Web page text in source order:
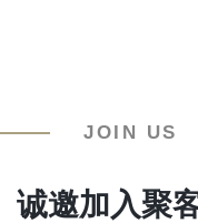
JOIN US
诚邀加入聚